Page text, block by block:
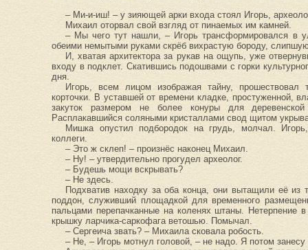
– Ми-и-иш! – у зияющей арки входа стоял Игорь,
Михаил оторвал свой взгляд от пинаемых им камней.
– Мы чего тут нашли, – Игорь трансформировался в
обеими немытыми руками скрёб вихрастую бороду,
И, хватая архитектора за рукав на ощупь, уже
входу в подклет. Скатившись подошвами с горки
дня.
Игорь, всем лицом изображая тайну,
корточки. В уставшей от времени кладке, простуженной,
закуток размером не более конуры для
Расплакавшийся соляными кристаллами свод щитом
Мишка опустил подбородок на грудь, молчал.
коллеги.
– Это ж склеп! – произнёс наконец Михаил.
– Ну! – утвердительно прогудел археолог.
– Будешь мощи вскрывать?
– Не здесь.
Подхватив находку за оба конца, они вытащили её из
поддон, служивший площадкой для временного
пальцами перепачканные на коленях штаны.
крышку ларчика-саркофага ветошью. Помычал.
– Сергеича звать? – Михаила сковала робость.
– Не, – Игорь мотнул головой, – не надо. Я потом занесу